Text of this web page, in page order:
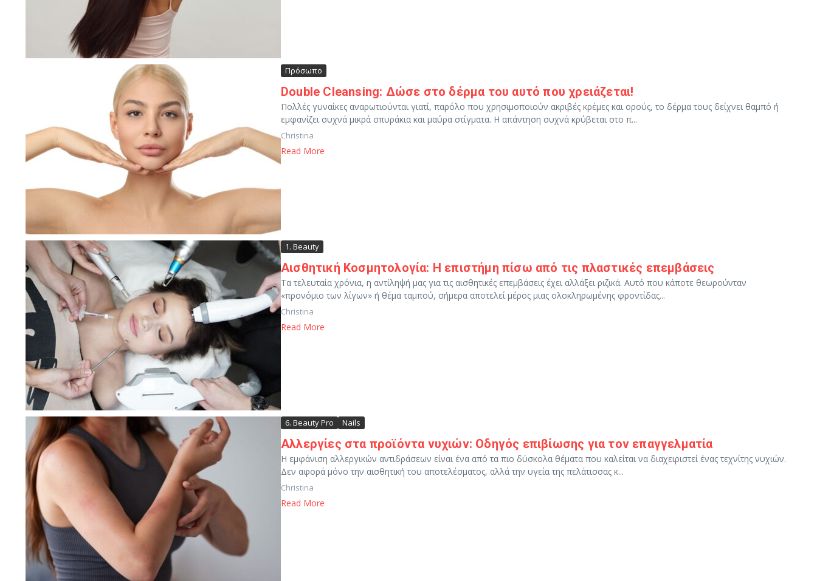
Πρόσωπο
Double Cleansing: Δώσε στο δέρμα του αυτό που χρειάζεται!
Πολλές γυναίκες αναρωτιούνται γιατί, παρόλο που χρησιμοποιούν ακριβές κρέμες και ορούς, το δέρμα τους δείχνει θαμπό ή
εμφανίζει συχνά μικρά σπυράκια και μαύρα στίγματα. Η απάντηση συχνά κρύβεται στο π...
Christina
Read More
1. Beauty
Αισθητική Κοσμητολογία: Η επιστήμη πίσω από τις πλαστικές επεμβάσεις
Τα τελευταία χρόνια, η αντίληψή μας για τις αισθητικές επεμβάσεις έχει αλλάξει ριζικά. Αυτό που κάποτε θεωρούνταν
«προνόμιο των λίγων» ή θέμα ταμπού, σήμερα αποτελεί μέρος μιας ολοκληρωμένης φροντίδας...
Christina
Read More
6. Beauty Pro Nails
Αλλεργίες στα προϊόντα νυχιών: Οδηγός επιβίωσης για τον επαγγελματία
Η εμφάνιση αλλεργικών αντιδράσεων είναι ένα από τα πιο δύσκολα θέματα που καλείται να διαχειριστεί ένας τεχνίτης νυχιών.
Δεν αφορά μόνο την αισθητική του αποτελέσματος, αλλά την υγεία της πελάτισσας κ...
Christina
Read More